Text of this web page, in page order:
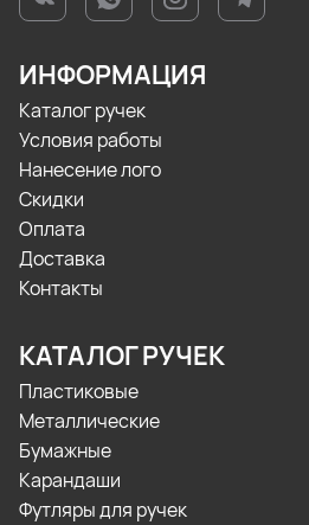
ИНФОРМАЦИЯ
Каталог ручек
Условия работы
Нанесение лого
Скидки
Оплата
Доставка
Контакты
КАТАЛОГ РУЧЕК
Пластиковые
Металлические
Бумажные
Карандаши
Футляры для ручек